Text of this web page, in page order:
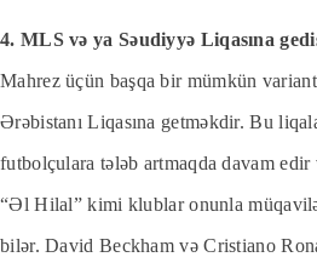
4. MLS və ya Səudiyyə Liqasına
Mahrez üçün başqa bir mümkün
Ərəbistanı Liqasına getməkdir. Bu
futbolçulara tələb artmaqda davam
“Əl Hilal” kimi klublar onunla müqavilə
bilər. David Beckham və Cristiano